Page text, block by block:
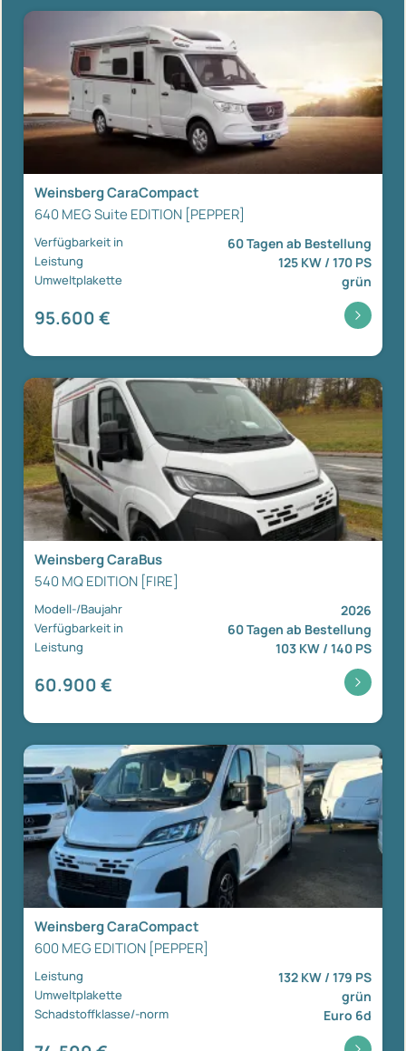
Weinsberg CaraCompact
640 MEG Suite EDITION [PEPPER]
Verfügbarkeit in 60 Tagen ab Bestellung
Leistung 125 KW / 170 PS
Umweltplakette grün
95.600 €
Weinsberg CaraBus
540 MQ EDITION [FIRE]
Modell-/Baujahr 2026
Verfügbarkeit in 60 Tagen ab Bestellung
Leistung 103 KW / 140 PS
60.900 €
Weinsberg CaraCompact
600 MEG EDITION [PEPPER]
Leistung 132 KW / 179 PS
Umweltplakette grün
Schadstoffklasse/-norm Euro 6d